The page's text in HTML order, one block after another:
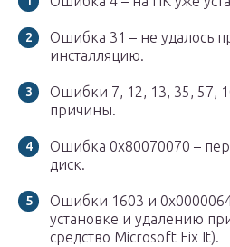
Ошибка 31 – не удалось
инсталляцию.
Ошибки 7, 12, 13, 35, 57,
причины.
Ошибка 0x80070070 –
диск.
Ошибки 1603 и
установке и удалению
средство Microsoft Fix It).